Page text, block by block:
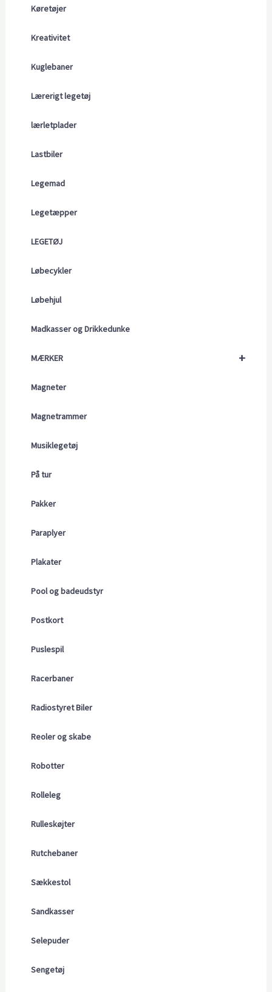
Køretøjer
Kreativitet
Kuglebaner
Lærerigt legetøj
lærletplader
Lastbiler
Legemad
Legetæpper
LEGETØJ
Løbecykler
Løbehjul
Madkasser og Drikkedunke
+
MÆRKER
Magneter
Magnetrammer
Musiklegetøj
På tur
Pakker
Paraplyer
Plakater
Pool og badeudstyr
Postkort
Puslespil
Racerbaner
Radiostyret Biler
Reoler og skabe
Robotter
Rolleleg
Rulleskøjter
Rutchebaner
Sækkestol
Sandkasser
Selepuder
Sengetøj